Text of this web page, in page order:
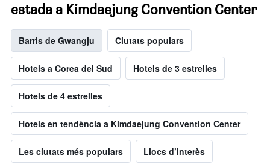
estada a Kimdaejung Convention Center
Barris de Gwangju Ciutats populars
Hotels a Corea del Sud Hotels de 3 estrelles
Hotels de 4 estrelles
Hotels en tendència a Kimdaejung Convention Center
Les ciutats més populars Llocs d’interès